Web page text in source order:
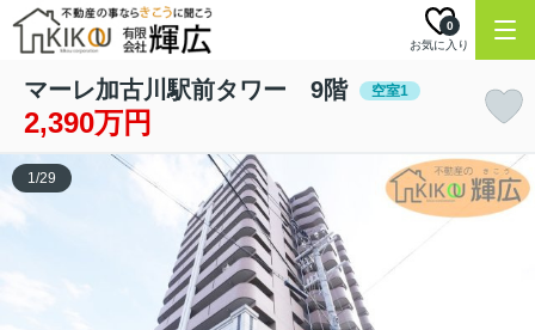
お気に入り
0
マーレ加古川駅前タワー 9階 空室1
2,390万円
1/29